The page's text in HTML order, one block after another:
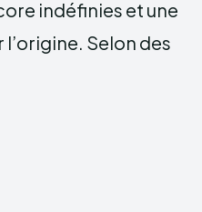
indéfinies et une
Selon des